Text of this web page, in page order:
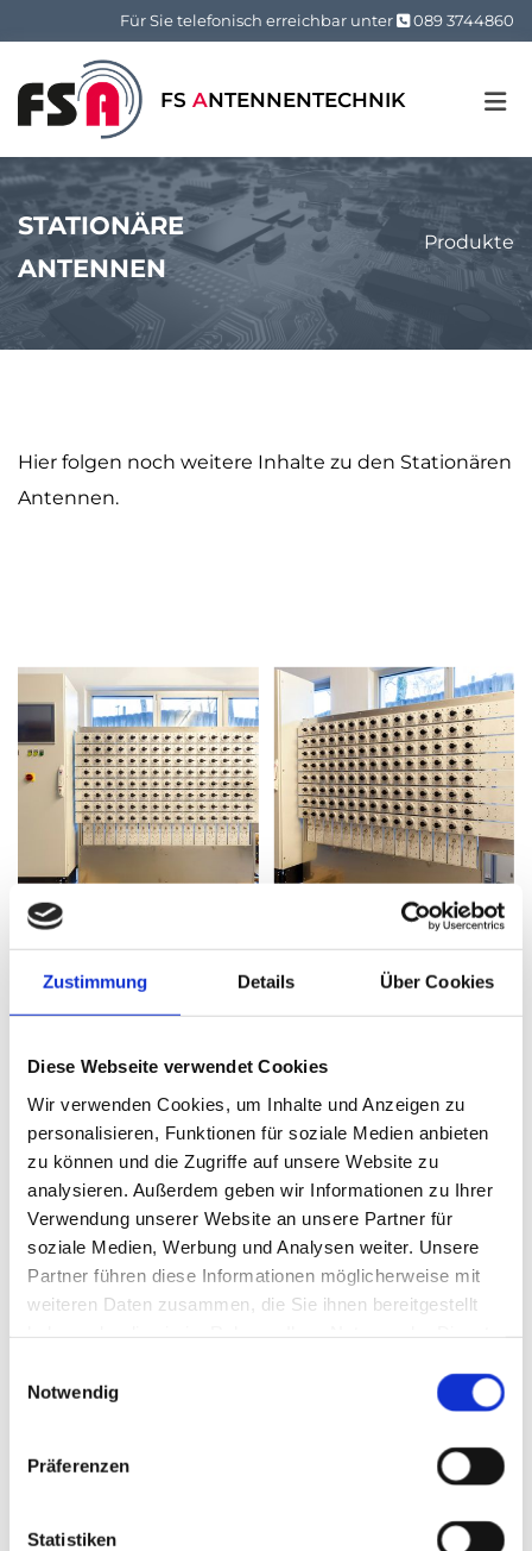
Zustimmung Details Über Cookies
Diese Webseite verwendet Cookies
Wir verwenden Cookies, um Inhalte und Anzeigen zu
personalisieren, Funktionen für soziale Medien anbieten
zu können und die Zugriffe auf unsere Website zu
analysieren. Außerdem geben wir Informationen zu Ihrer
Verwendung unserer Website an unsere Partner für
soziale Medien, Werbung und Analysen weiter. Unsere
Partner führen diese Informationen möglicherweise mit
weiteren Daten zusammen, die Sie ihnen bereitgestellt
Notwendig
Präferenzen
Statistiken
Zum Inhalt springenFür Sie telefonisch erreichbar unter  089 3744860
FS ANTENNENTECHNIK
STATIONÄRE
ANTENNEN
Produkte
Hier folgen noch weitere Inhalte zu den Stationären
Antennen.